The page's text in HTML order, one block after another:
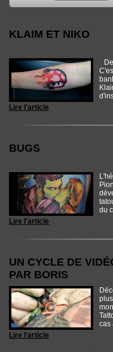
KLAIM ET NIKO
Lire l'article
BUGS
du
Lire l'article
UN CYCLE DE
PAR BORIS
cas
Lire l'article